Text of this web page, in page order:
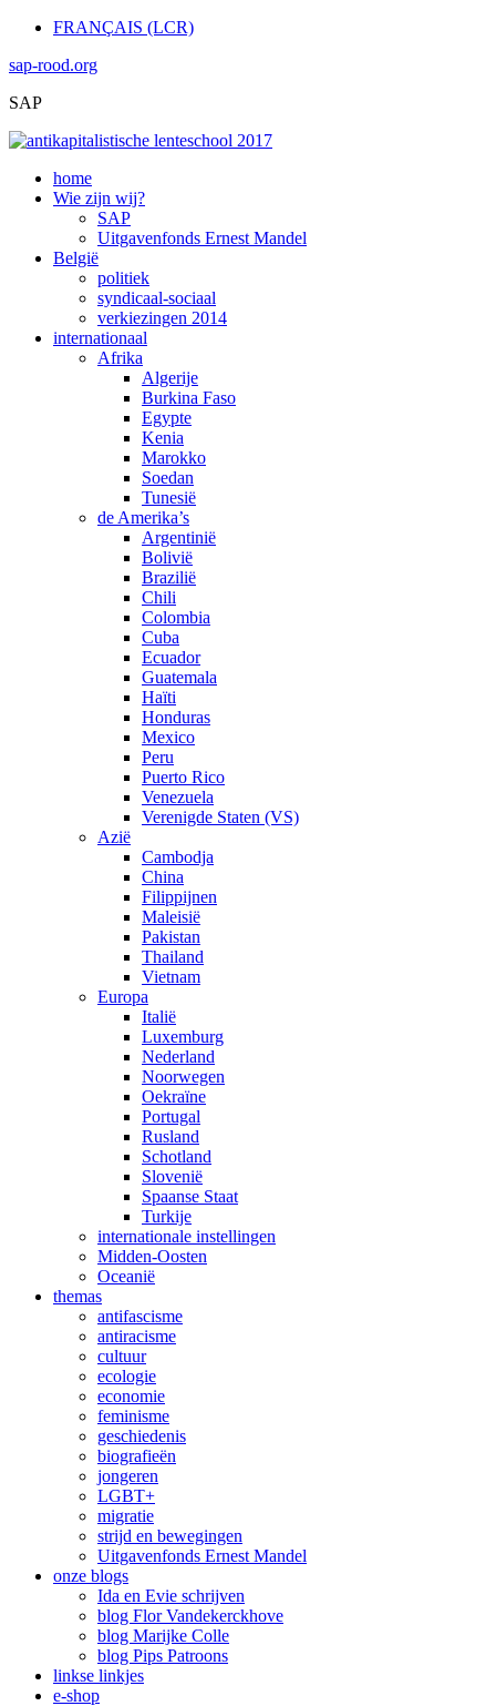
FRANÇAIS (LCR)
sap-rood.org
SAP
home
Wie zijn wij?
SAP
Uitgavenfonds Ernest Mandel
België
politiek
syndicaal-sociaal
verkiezingen 2014
internationaal
Afrika
Algerije
Burkina Faso
Egypte
Kenia
Marokko
Soedan
Tunesië
de Amerika’s
Argentinië
Bolivië
Brazilië
Chili
Colombia
Cuba
Ecuador
Guatemala
Haïti
Honduras
Mexico
Peru
Puerto Rico
Venezuela
Verenigde Staten (VS)
Azië
Cambodja
China
Filippijnen
Maleisië
Pakistan
Thailand
Vietnam
Europa
Italië
Luxemburg
Nederland
Noorwegen
Oekraïne
Portugal
Rusland
Schotland
Slovenië
Spaanse Staat
Turkije
internationale instellingen
Midden-Oosten
Oceanië
themas
antifascisme
antiracisme
cultuur
ecologie
economie
feminisme
geschiedenis
biografieën
jongeren
LGBT+
migratie
strijd en bewegingen
Uitgavenfonds Ernest Mandel
onze blogs
Ida en Evie schrijven
blog Flor Vandekerckhove
blog Marijke Colle
blog Pips Patroons
linkse linkjes
e-shop